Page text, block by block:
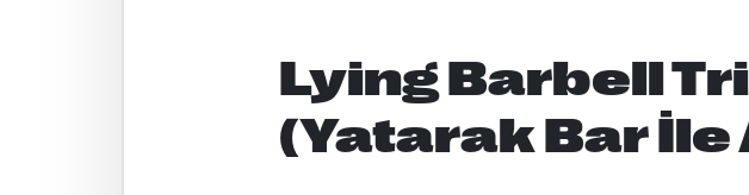
Lying Barbell
(Yatarak Bar